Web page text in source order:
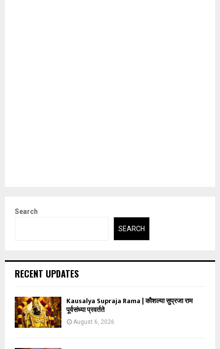
Search
SEARCH
RECENT UPDATES
Kausalya Supraja Rama | कौशल्या सुप्रजा राम
पूर्वसंध्या प्रवर्तते
August 6, 2026